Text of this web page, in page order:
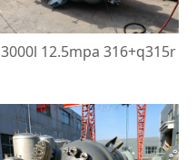
3000l 12.5mpa 316+q315r